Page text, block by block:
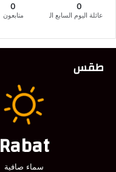
0
عائلة اليوم السابع المغربية
0
متابعون
طقس
Rabat
سماء صافية